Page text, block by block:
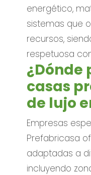
energético,
sistemas que
recursos,
respetuosa
¿Dónde
casas
de lujo
Empresas
Prefabricasa
adaptadas a
incluyendo